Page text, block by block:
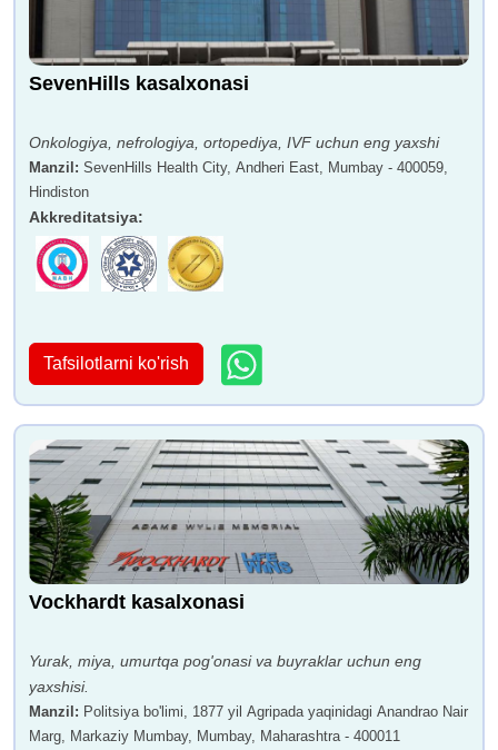
SevenHills kasalxonasi
Onkologiya, nefrologiya, ortopediya, IVF uchun eng yaxshi
Manzil : SevenHills Health City, Andheri East, Mumbay - 400059,
Hindiston
Akkreditatsiya:
Tafsilotlarni ko'rish
Vockhardt kasalxonasi
Yurak, miya, umurtqa pog'onasi va buyraklar uchun eng
yaxshisi.
Manzil : Politsiya bo'limi, 1877 yil Agripada yaqinidagi Anandrao Nair
Marg, Markaziy Mumbay, Mumbay, Maharashtra - 400011